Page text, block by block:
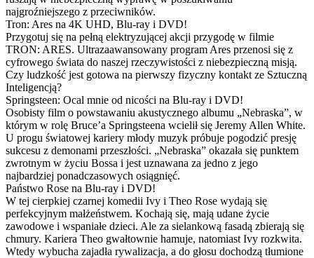
najgroźniejszego z przeciwników.
Tron: Ares na 4K UHD, Blu-ray i DVD!
Przygotuj się na pełną elektryzującej akcji przygodę w filmie
TRON: ARES. Ultrazaawansowany program Ares przenosi się z
cyfrowego świata do naszej rzeczywistości z niebezpieczną misją.
Czy ludzkość jest gotowa na pierwszy fizyczny kontakt ze Sztuczną
Inteligencją?
Springsteen: Ocal mnie od nicości na Blu-ray i DVD!
Osobisty film o powstawaniu akustycznego albumu „Nebraska”, w
którym w rolę Bruce’a Springsteena wcielił się Jeremy Allen White.
U progu światowej kariery młody muzyk próbuje pogodzić presję
sukcesu z demonami przeszłości. „Nebraska” okazała się punktem
zwrotnym w życiu Bossa i jest uznawana za jedno z jego
najbardziej ponadczasowych osiągnięć.
Państwo Rose na Blu-ray i DVD!
W tej cierpkiej czarnej komedii Ivy i Theo Rose wydają się
perfekcyjnym małżeństwem. Kochają się, mają udane życie
zawodowe i wspaniałe dzieci. Ale za sielankową fasadą zbierają się
chmury. Kariera Theo gwałtownie hamuje, natomiast Ivy rozkwita.
Wtedy wybucha zajadła rywalizacja, a do głosu dochodzą tłumione